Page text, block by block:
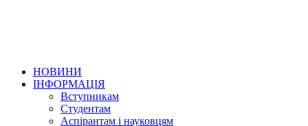
НОВИНИ
ІНФОРМАЦІЯ
Вступникам
Студентам
Аспірантам і науковцям